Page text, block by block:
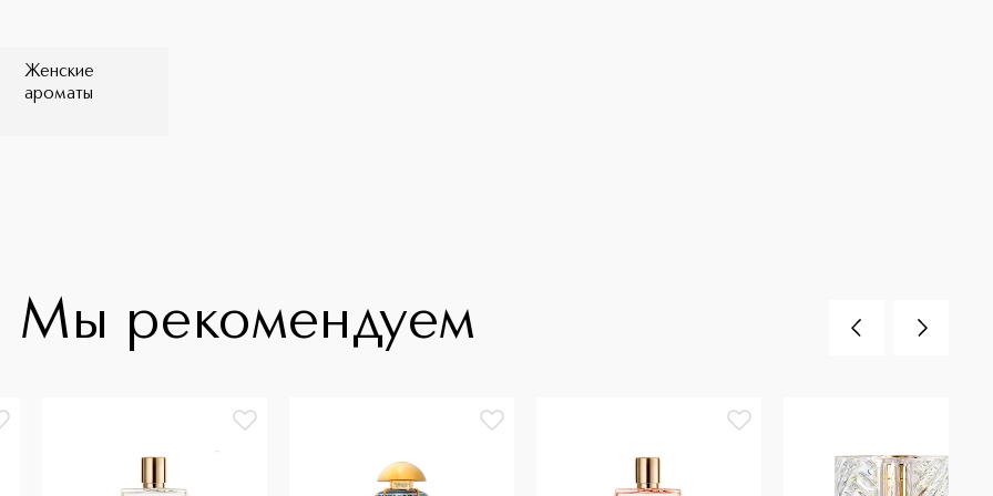
роскошь не эфемерна — она длится
аромата предполагает
Женские
ароматы
Мы рекомендуем